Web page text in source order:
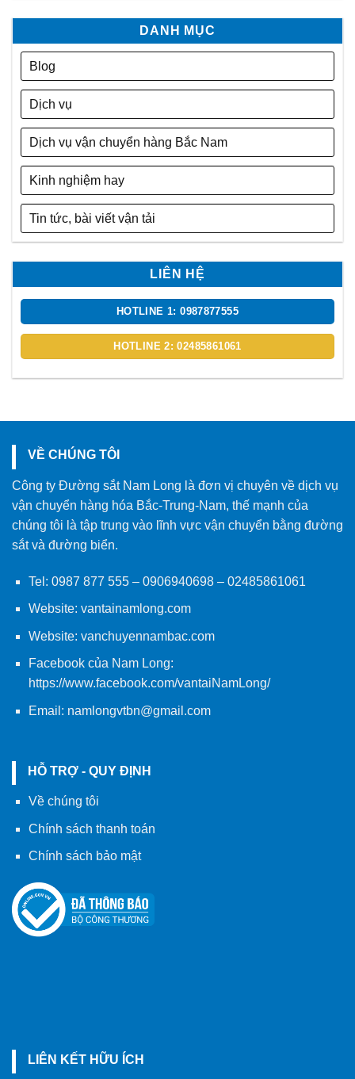
DANH MỤC
Blog
Dịch vụ
Dịch vụ vận chuyển hàng Bắc Nam
Kinh nghiệm hay
Tin tức, bài viết vận tải
LIÊN HỆ
HOTLINE 1: 0987877555
HOTLINE 2: 02485861061
VỀ CHÚNG TÔI
Công ty Đường sắt Nam Long là đơn vị chuyên về dịch vụ
vận chuyển hàng hóa Bắc-Trung-Nam, thế mạnh của
chúng tôi là tập trung vào lĩnh vực vận chuyển bằng đường
sắt và đường biển.
Tel: 0987 877 555– 0906940698– 02485861061
Website: vantainamlong.com
Website: vanchuyennambac.com
Facebook của Nam Long:
https://www.facebook.com/vantaiNamLong/
Email: namlongvtbn@gmail.com
HỖ TRỢ - QUY ĐỊNH
Về chúng tôi
Chính sách thanh toán
Chính sách bảo mật
LIÊN KẾT HỮU ÍCH